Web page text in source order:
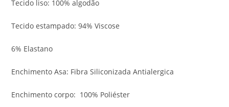
Tecido liso: 100% algodão
Tecido estampado: 94% Viscose
6% Elastano
Enchimento Asa: Fibra Siliconizada Antialergica
Enchimento corpo: 100% Poliéster